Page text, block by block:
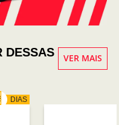
DESSAS
VER MAIS
DIAS